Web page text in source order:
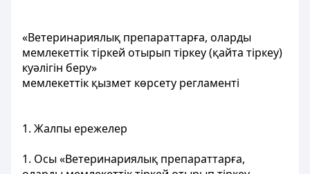
«Ветеринариялық препараттарға, оларды
мемлекеттік тіркей отырып тіркеу (қайта тіркеу)
куәлігін беру»
мемлекеттік қызмет көрсету регламенті
1. Жалпы ережелер
1. Осы «Ветеринариялық препараттарға,